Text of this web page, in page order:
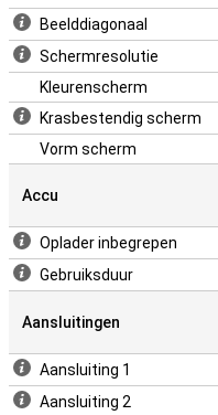
Beelddiagonaal
Schermresolutie
Kleurenscherm
Krasbestendig scherm
Vorm scherm
Accu
Oplader inbegrepen
Gebruiksduur
Aansluitingen
Aansluiting 1
Aansluiting 2